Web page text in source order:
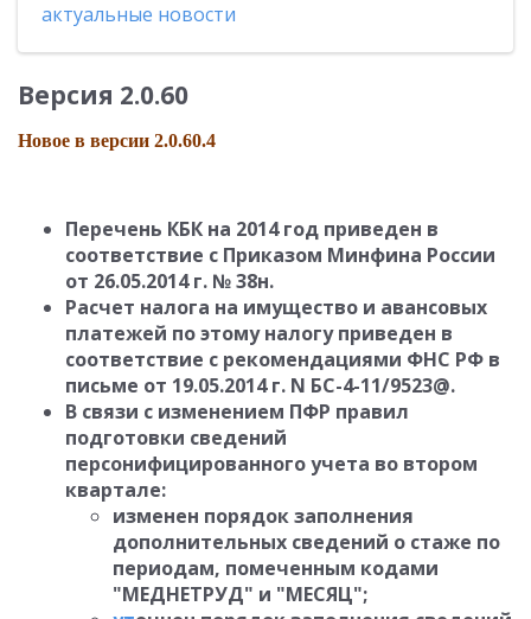
актуальные новости
Версия 2.0.60
Новое в версии 2.0.60.4
Перечень КБК на 2014 год приведен в
соответствие с Приказом Минфина России
от 26.05.2014 г. № 38н.
Расчет налога на имущество и авансовых
платежей по этому налогу приведен в
соответствие с рекомендациями ФНС РФ в
письме от 19.05.2014 г. N БС-4-11/9523@.
В связи с изменением ПФР правил
подготовки сведений
персонифицированного учета во втором
квартале:
изменен порядок заполнения
дополнительных сведений о стаже по
периодам, помеченным кодами
"МЕДНЕТРУД" и "МЕСЯЦ";